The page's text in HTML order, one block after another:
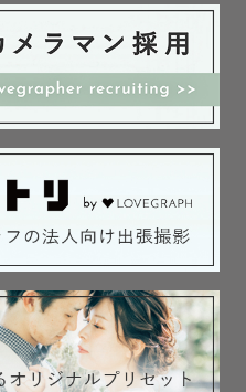
な場合がございます。